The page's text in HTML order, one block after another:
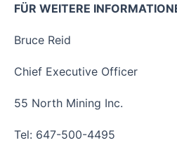
FÜR WEITERE
Bruce Reid
Chief Executive Officer
55 North Mining Inc.
Tel: 647-500-4495